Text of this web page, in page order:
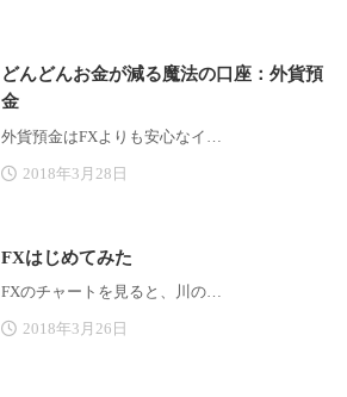
どんどんお金が減る魔法の口座：外貨預
金
外貨預金はFXよりも安心なイ…
2018年3月28日
FXはじめてみた
FXのチャートを見ると、川の…
2018年3月26日